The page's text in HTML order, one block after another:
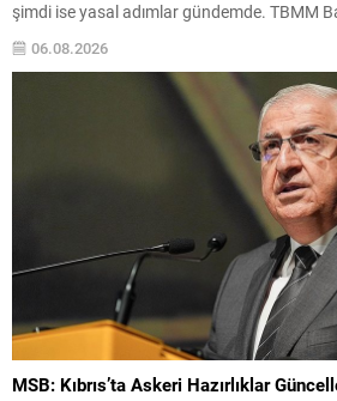
şimdi ise yasal adımlar gündemde. TBMM
maddelik çerçeve yasa, adı “Milli Dayanışma
Bütünleşmenin Güçlendirilmesine Dair
06.08.2026
MSB: Kıbrıs’ta Askeri Hazırlıklar